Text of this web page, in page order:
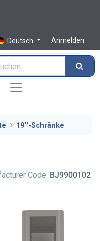
Deutsch
Anmelden
19''-Schränke
Code: BJ9900102